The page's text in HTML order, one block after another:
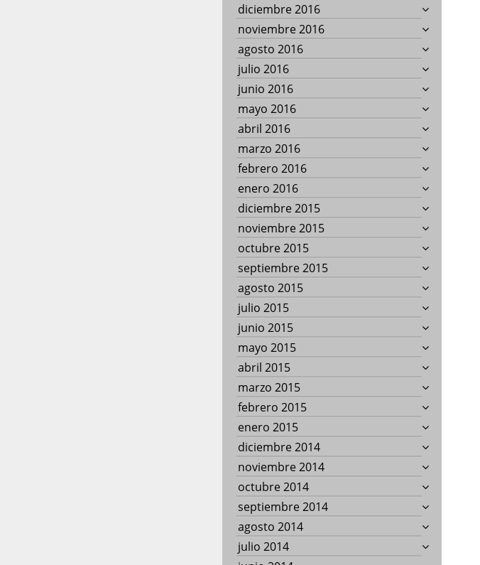
diciembre 2016
noviembre 2016
agosto 2016
julio 2016
junio 2016
mayo 2016
abril 2016
marzo 2016
febrero 2016
enero 2016
diciembre 2015
noviembre 2015
octubre 2015
septiembre 2015
agosto 2015
julio 2015
junio 2015
mayo 2015
abril 2015
marzo 2015
febrero 2015
enero 2015
diciembre 2014
noviembre 2014
octubre 2014
septiembre 2014
agosto 2014
julio 2014